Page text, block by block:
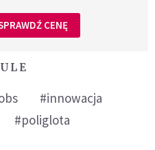
CENĘ
#innowacja
#poliglota